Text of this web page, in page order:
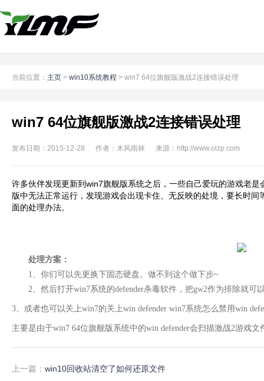
当前位置： 主页 > win10系统教程 > win7 64位旗舰版激战2连接错误处理
win7 64位旗舰版激战2连接错误处理
发布日期：2015-12-28 作者：木风雨林 来源：http://www.olzp.com
许多伙伴发现更新到win7旗舰版系统之后，一些自己爱玩的游戏老
版中无法正常运行，发现游戏会出现卡住、无反映的处境，要长时
面的处理办法。
处理方案：
1、你们可以先更换下固态硬盘。做不到这个做下步~
2、然后打开win7系统的defender杀毒软件，把gw2作为排除就可
3、或者也可以关上win7的关上win defender win7系统怎么禁用win
主要是由于win7 64位旗舰版系统中的win defender会扫描激战2游戏
上一篇： win10回收站清空了如何还原文件